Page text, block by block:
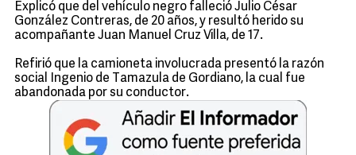
Explicó que del vehículo negro falleció Julio César
González Contreras, de 20 años, y resultó herido su
acompañante Juan Manuel Cruz Villa, de 17.
Refirió que la camioneta involucrada presentó la razón
social Ingenio de Tamazula de Gordiano, la cual fue
abandonada por su conductor.